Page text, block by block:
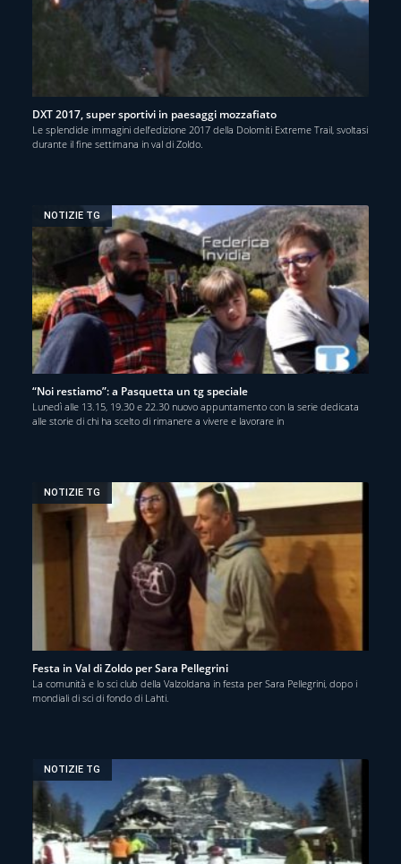
DXT 2017, super sportivi in paesaggi mozzafiato
Le splendide immagini dell’edizione 2017 della Dolomiti Extreme Trail, svoltasi
durante il fine settimana in val di Zoldo.
NOTIZIE TG
“Noi restiamo”: a Pasquetta un tg speciale
Lunedì alle 13.15, 19.30 e 22.30 nuovo appuntamento con la serie dedicata
alle storie di chi ha scelto di rimanere a vivere e lavorare in
NOTIZIE TG
Festa in Val di Zoldo per Sara Pellegrini
La comunità e lo sci club della Valzoldana in festa per Sara Pellegrini, dopo i
mondiali di sci di fondo di Lahti.
NOTIZIE TG